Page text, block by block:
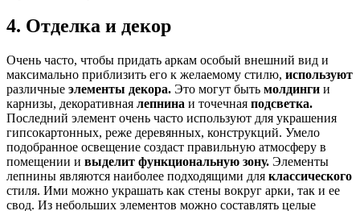
4. Отделка и декор
Очень часто, чтобы придать аркам особый внешний вид и
максимально приблизить его к желаемому стилю, используют
различные элементы декора. Это могут быть молдинги и
карнизы, декоративная лепнина и точечная подсветка.
Последний элемент очень часто используют для украшения
гипсокартонных, реже деревянных, конструкций. Умело
подобранное освещение создаст правильную атмосферу в
помещении и выделит функциональную зону. Элементы
лепнины являются наиболее подходящими для классического
стиля. Ими можно украшать как стены вокруг арки, так и ее
свод. Из небольших элементов можно составлять целые